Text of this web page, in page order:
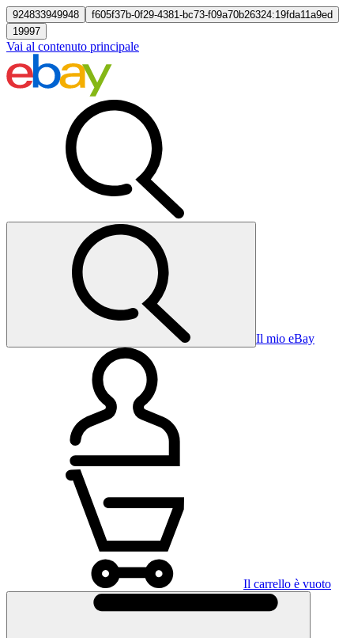
924833949948
f605f37b-0f29-4381-bc73-f09a70b26324:19fda11a9ed
19997
Vai al contenuto principale
Il mio eBay
Il carrello è vuoto